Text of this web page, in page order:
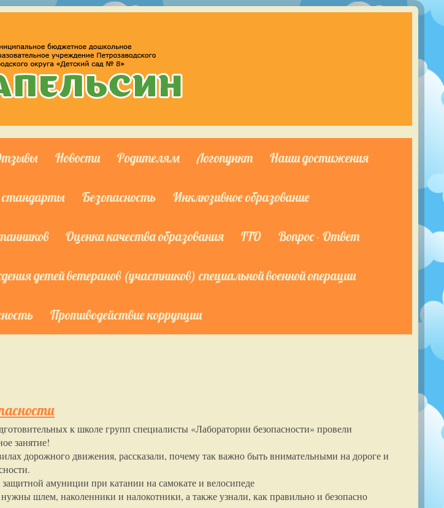
Новости Родителям Логопункт Наши достижения
стандарты Безопасность Инклюзивное образование
Оценка качества образования ГТО Вопрос - Ответ
детей ветеранов (участников) специальной военной операции
Противодействие коррупции
к школе групп специалисты «Лаборатории безопасности» провели
занятие!
дорожного движения, рассказали, почему так важно быть внимательными на дороге и
амуниции при катании на самокате и велосипеде
шлем, наколенники и налокотники, а также узнали, как правильно и безопасно